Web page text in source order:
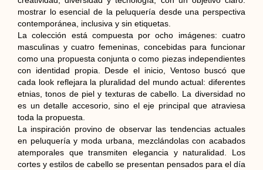
mostrar lo esencial de la peluquería desde una perspectiva
contemporánea, inclusiva y sin etiquetas.
La colección está compuesta por ocho imágenes: cuatro
masculinas y cuatro femeninas, concebidas para funcionar
como una propuesta conjunta o como piezas independientes
con identidad propia. Desde el inicio, Ventoso buscó que
cada look reflejara la pluralidad del mundo actual: diferentes
etnias, tonos de piel y texturas de cabello. La diversidad no
es un detalle accesorio, sino el eje principal que atraviesa
toda la propuesta.
La inspiración provino de observar las tendencias actuales
en peluquería y moda urbana, mezclándolas con acabados
atemporales que transmiten elegancia y naturalidad. Los
cortes y estilos de cabello se presentan pensados para el día